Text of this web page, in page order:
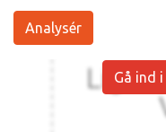
Analysér
Gå ind